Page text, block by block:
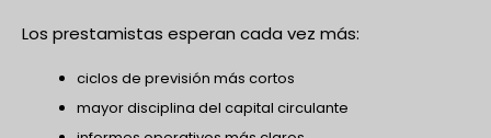
Los prestamistas esperan cada vez más:
ciclos de previsión más cortos
mayor disciplina del capital circulante